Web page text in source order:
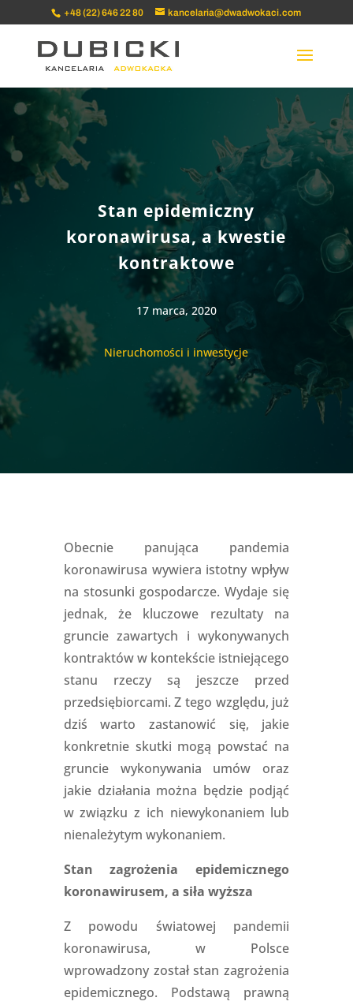
+48 (22) 646 22 80 kancelaria@dwadwokaci.com
Stan epidemiczny
koronawirusa, a kwestie
kontraktowe
17 marca, 2020
Nieruchomości i inwestycje
Obecnie panująca pandemia
koronawirusa wywiera istotny wpływ
na stosunki gospodarcze. Wydaje się
jednak, że kluczowe rezultaty na
gruncie zawartych i wykonywanych
kontraktów w kontekście istniejącego
stanu rzeczy są jeszcze przed
przedsiębiorcami. Z tego względu, już
dziś warto zastanowić się, jakie
konkretnie skutki mogą powstać na
gruncie wykonywania umów oraz
jakie działania można będzie podjąć
w związku z ich niewykonaniem lub
nienależytym wykonaniem.
Stan zagrożenia epidemicznego
koronawirusem, a siła wyższa
Z powodu światowej pandemii
koronawirusa, w Polsce
wprowadzony został stan zagrożenia
epidemicznego. Podstawą prawną